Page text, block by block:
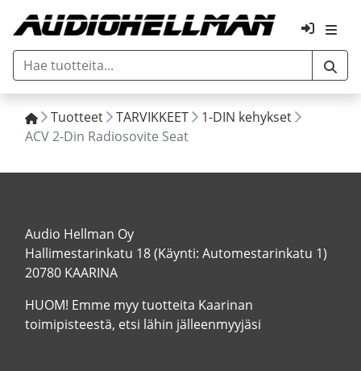
Tuotteet TARVIKKEET
1-DIN kehykset
ACV 2-Din Radiosovite Seat
Audio Hellman Oy
Hallimestarinkatu 18 (Käynti: Automestarinkatu 1)
20780 KAARINA
HUOM! Emme myy tuotteita Kaarinan
toimipisteestä, etsi lähin jälleenmyyjäsi